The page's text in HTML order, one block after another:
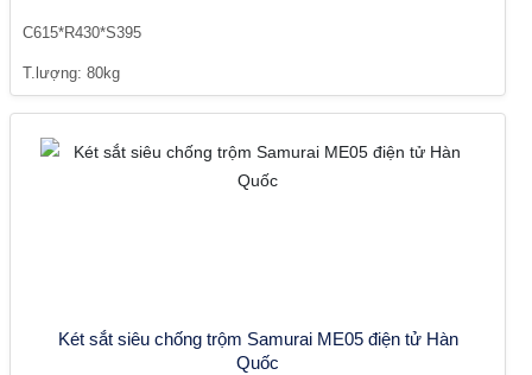
C615*R430*S395
T.lượng: 80kg
Két sắt siêu chống trộm Samurai ME05 điện tử Hàn
Quốc